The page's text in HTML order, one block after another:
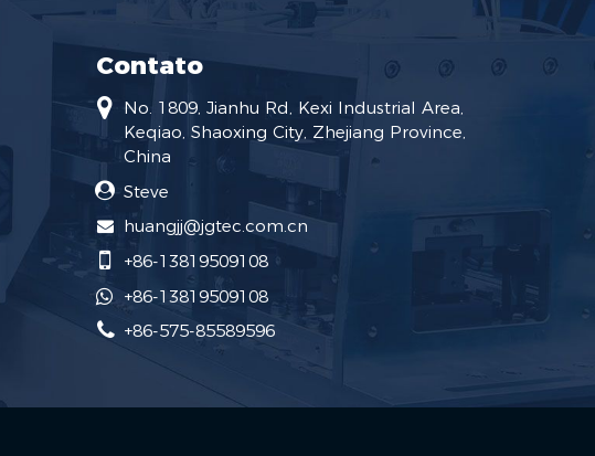
Contato
No. 1809, Jianhu Rd, Kexi Industrial Area,
Keqiao, Shaoxing City, Zhejiang Province,
China
Steve
huangjj@jgtec.com.cn
+86-13819509108
+86-13819509108
+86-575-85589596